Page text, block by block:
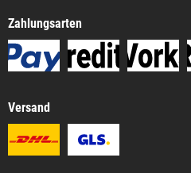
Zahlungsarten
Versand